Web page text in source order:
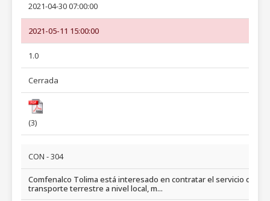
2021-04-30 07:00:00
2021-05-11 15:00:00
1.0
Cerrada
(3)
CON - 304
Comfenalco Tolima está interesado en contratar el servicio de
transporte terrestre a nivel local, m...